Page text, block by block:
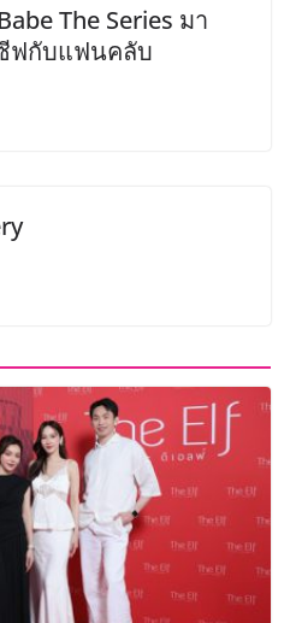
The Series มา
ฟกับแฟนคลับ